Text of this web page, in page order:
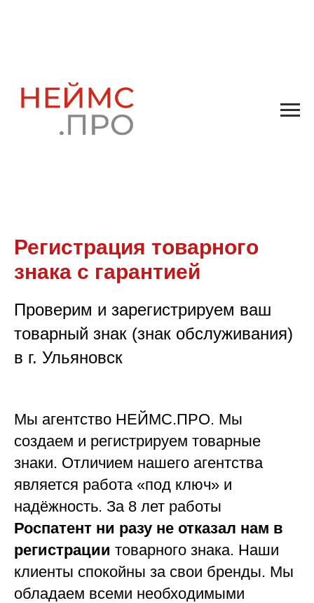
Регистрация товарного
знака с гарантией
Проверим и зарегистрируем ваш
товарный знак (знак обслуживания)
в г. Ульяновск
Мы агентство НЕЙМС.ПРО. Мы
создаем и регистрируем товарные
знаки. Отличием нашего агентства
является работа «под ключ» и
надёжность. За 8 лет работы
Роспатент ни разу не отказал нам в
регистрации товарного знака. Наши
клиенты спокойны за свои бренды. Мы
обладаем всеми необходимыми